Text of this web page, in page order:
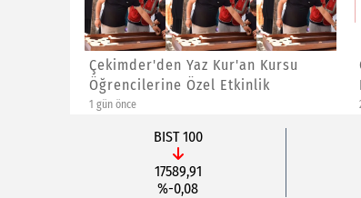
Çekimder'den Yaz Kur'an Kursu
Öğrencilerine Özel Etkinlik
1 gün önce
BIST 100
17589,91
%-0,08